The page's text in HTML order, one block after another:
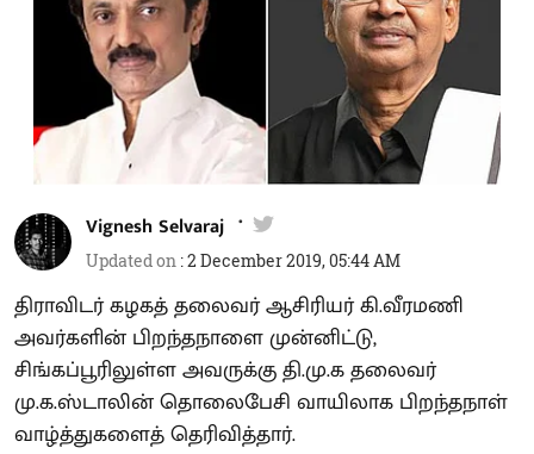
Vignesh Selvaraj
Updated on :2 December 2019, 05:44 AM
திராவிடர் கழகத் தலைவர் ஆசிரியர் கி.வீரமணி
அவர்களின் பிறந்தநாளை முன்னிட்டு,
சிங்கப்பூரிலுள்ள அவருக்கு தி.மு.க தலைவர்
மு.க.ஸ்டாலின் தொலைபேசி வாயிலாக பிறந்தநாள்
வாழ்த்துகளைத் தெரிவித்தார்.